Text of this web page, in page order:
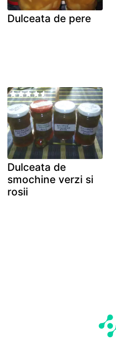
Dulceata de pere
Dulceata de
smochine verzi si
rosii